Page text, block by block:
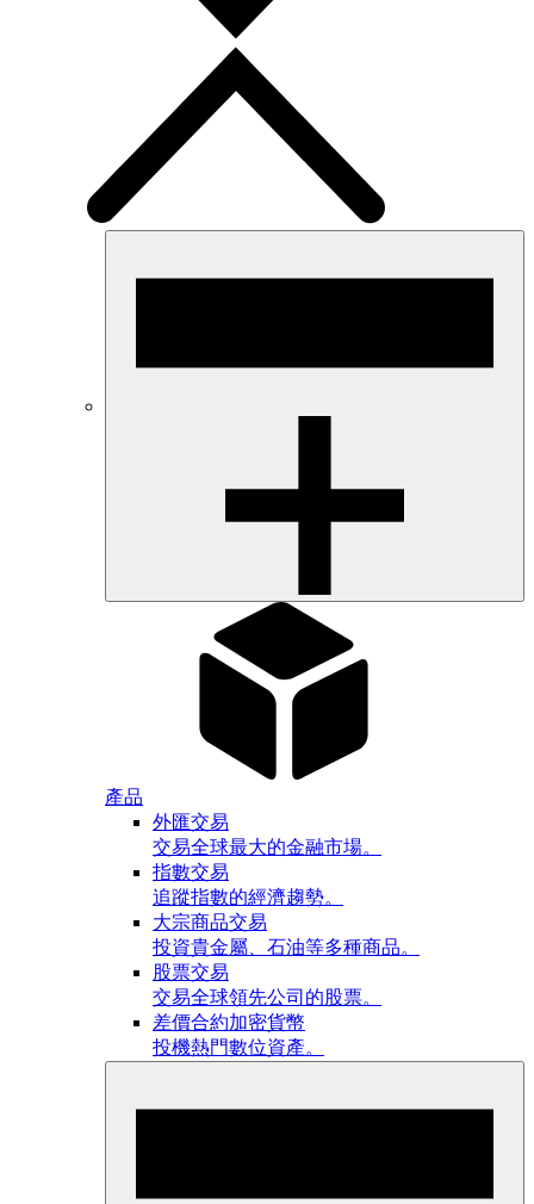
產品
外匯交易
交易全球最大的金融市場。
指數交易
追蹤指數的經濟趨勢。
大宗商品交易
投資貴金屬、石油等多種商品。
股票交易
交易全球領先公司的股票。
差價合約加密貨幣
投機熱門數位資產。